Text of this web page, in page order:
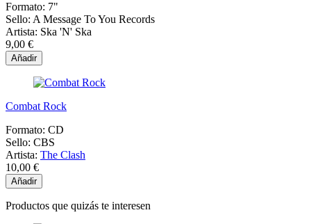
Formato: 7"
Sello: A Message To You Records
Artista: Ska 'N' Ska
9,00 €
Añadir
Combat Rock
Formato: CD
Sello: CBS
Artista: The Clash
10,00 €
Añadir
Productos que quizás te interesen